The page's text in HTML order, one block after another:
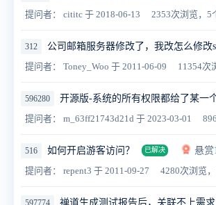
提问者： cititc 于 2018-06-13 2353次浏览，5
312 公司邮箱服务器修改了，我改怎么修改
提问者： Toney_Woo 于 2011-06-09 11354次
596280 开源版-系统的所有权限都给了某一
提问者： m_63ff21743d21d 于 2023-03-01
516 如何开启游客访问？ 已解决
悬赏
提问者： repent3 于 2011-09-27 4280次浏览
597774 禅道生成测试报告后，关联不上需